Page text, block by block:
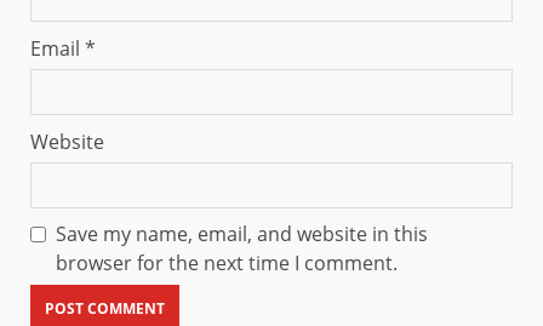
Email *
Website
Save my name, email, and website in this
browser for the next time I comment.